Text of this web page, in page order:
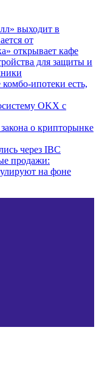
выходит в
от
открывает кафе
для защиты и
ипотеки есть,
OKX с
о крипторынке
через IBC
продажи:
на фоне